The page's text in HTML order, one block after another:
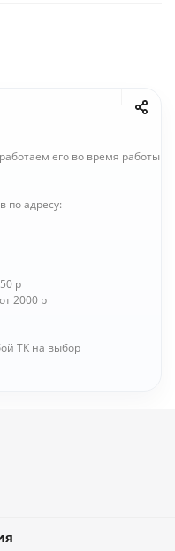
его во время работы
по адресу:
р
2000 р
ТК на выбор